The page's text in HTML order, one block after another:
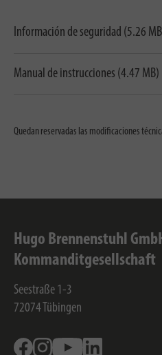
Información de seguridad (5.26
Manual de instrucciones (4.47 MB)
Quedan reservadas las modificaciones
Hugo Brennenstuhl
Kommanditgesellschaft
Seestraße 1-3
72074 Tübingen
FacebookInstagramYoutube